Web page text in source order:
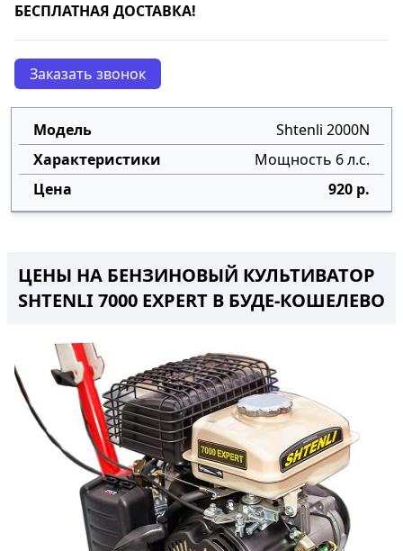
БЕСПЛАТНАЯ ДОСТАВКА!
Заказать звонок
Shtenli 2000N
Мощность 6 л.с.
920 р.
ЦЕНЫ НА БЕНЗИНОВЫЙ КУЛЬТИВАТОР
SHTENLI 7000 EXPERT В БУДЕ-КОШЕЛЕВО